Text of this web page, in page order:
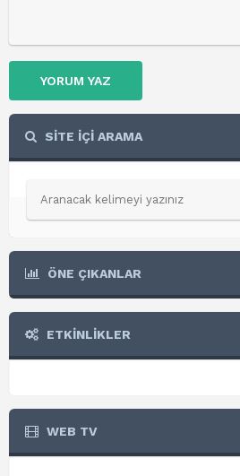
YORUM YAZ
SİTE İÇİ ARAMA
ÖNE ÇIKANLAR
ETKİNLİKLER
WEB TV